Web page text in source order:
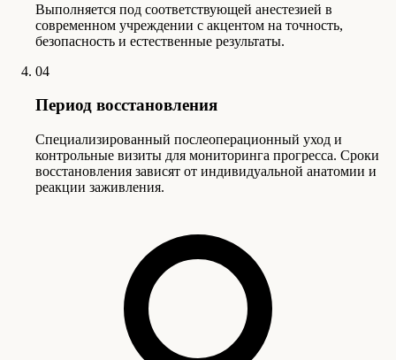
Выполняется под соответствующей анестезией в
современном учреждении с акцентом на точность,
безопасность и естественные результаты.
04
Период восстановления
Специализированный послеоперационный уход и
контрольные визиты для мониторинга прогресса. Сроки
восстановления зависят от индивидуальной анатомии и
реакции заживления.